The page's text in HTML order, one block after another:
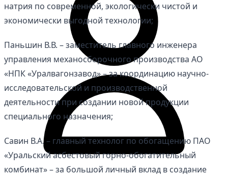
натрия по современной, экологически чистой и
экономически выгодной технологии;
Паньшин В.В. – заместитель главного инженера
управления механосборочного производства АО
«НПК «Уралвагонзавод» – за координацию научно-
исследовательской и производственной
деятельности при создании новой продукции
специального назначения;
Савин В.А. – главный технолог по обогащению ПАО
«Уральский асбестовый горно-обогатительный
комбинат» – за большой личный вклад в создание